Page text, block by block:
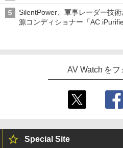
SilentPower、軍事レーダー技
源コンディショナー「AC
AV Watch をフ
Special Site